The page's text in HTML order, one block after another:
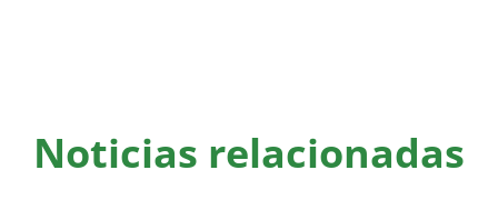
Noticias relacionadas